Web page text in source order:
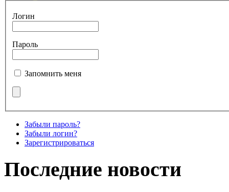
Логин
Пароль
Запомнить меня
Забыли пароль?
Забыли логин?
Зарегистрироваться
Последние новости